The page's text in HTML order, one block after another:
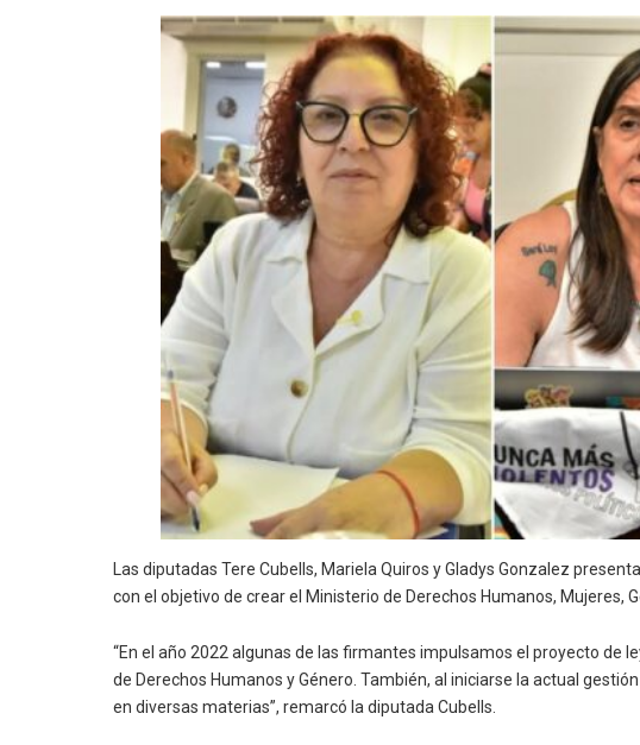
Las diputadas Tere Cubells, Mariela Quiros y Gladys Gonzalez
con el objetivo de crear el Ministerio de Derechos Humanos, Mujeres,
“En el año 2022 algunas de las firmantes impulsamos el proyecto
de Derechos Humanos y Género. También, al iniciarse la actual
en diversas materias”, remarcó la diputada Cubells.